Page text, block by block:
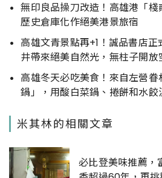
無印良品操刀改造！高雄港「
歷史倉庫化作絕美港景旅宿
高雄文青景點再+1！誠品書店
井帶來絕美自然光，無柱子開
高雄冬天必吃美食！來自左營
鍋」，用酸白菜鍋、捲餅和水
米其林的相關文章
必比登美味推薦，